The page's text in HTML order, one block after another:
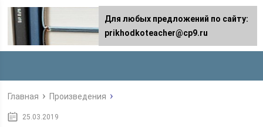
Главная Произведения
25.03.2019
Для любых предложений по сайту:
prikhodkoteacher@cp9.ru